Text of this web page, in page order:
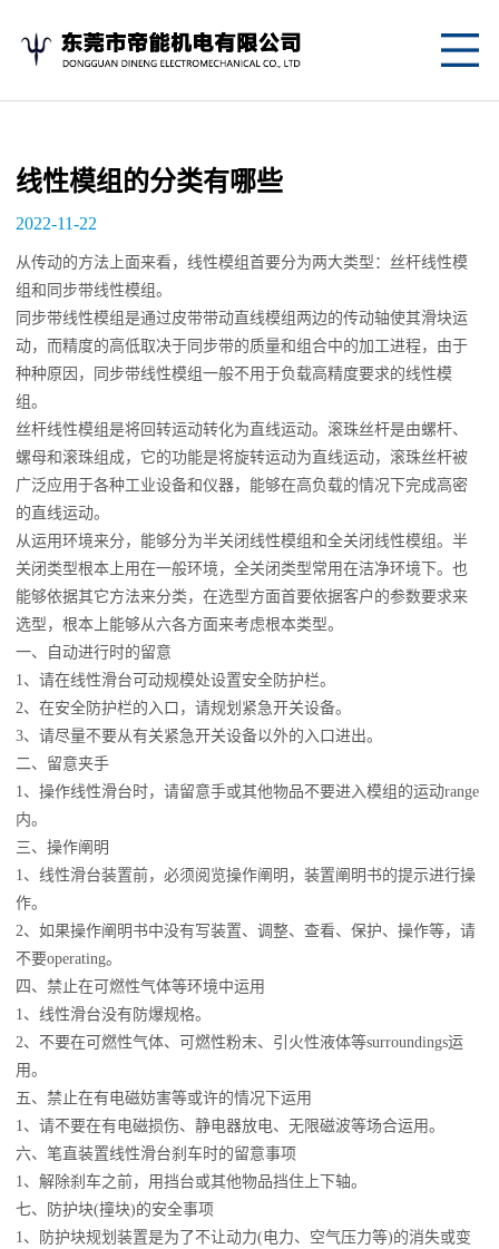
页
我
品
心
应
案
例
闻
资
讯
联
系
我
们
线性模组的分类有哪些
2022-11-22
从传动的方法上面来看，线性模组首要分为两大类型：丝杆线性模
组和同步带线性模组。
同步带线性模组是通过皮带带动直线模组两边的传动轴使其滑块运
动，而精度的高低取决于同步带的质量和组合中的加工进程，由于
种种原因，同步带线性模组一般不用于负载高精度要求的线性模
组。
丝杆线性模组是将回转运动转化为直线运动。滚珠丝杆是由螺杆、
螺母和滚珠组成，它的功能是将旋转运动为直线运动，滚珠丝杆被
广泛应用于各种工业设备和仪器，能够在高负载的情况下完成高密
的直线运动。
从运用环境来分，能够分为半关闭线性模组和全关闭线性模组。半
关闭类型根本上用在一般环境，全关闭类型常用在洁净环境下。也
能够依据其它方法来分类，在选型方面首要依据客户的参数要求来
选型，根本上能够从六各方面来考虑根本类型。
一、自动进行时的留意
1、请在线性滑台可动规模处设置安全防护栏。
2、在安全防护栏的入口，请规划紧急开关设备。
3、请尽量不要从有关紧急开关设备以外的入口进出。
二、留意夹手
1、操作线性滑台时，请留意手或其他物品不要进入模组的运动range
内。
三、操作阐明
1、线性滑台装置前，必须阅览操作阐明，装置阐明书的提示进行操
作。
2、如果操作阐明书中没有写装置、调整、查看、保护、操作等，请
不要operating。
四、禁止在可燃性气体等环境中运用
1、线性滑台没有防爆规格。
2、不要在可燃性气体、可燃性粉末、引火性液体等surroundings运
用。
五、禁止在有电磁妨害等或许的情况下运用
1、请不要在有电磁损伤、静电器放电、无限磁波等场合运用。
六、笔直装置线性滑台刹车时的留意事项
1、解除刹车之前，用挡台或其他物品挡住上下轴。
七、防护块(撞块)的安全事项
1、防护块规划装置是为了不让动力(电力、空气压力等)的消失或变